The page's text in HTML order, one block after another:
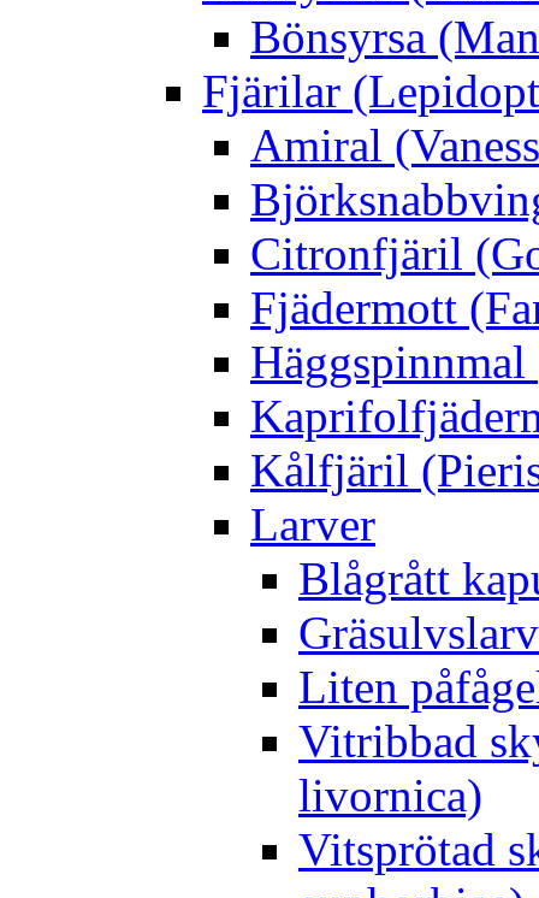
Bönsyrsa
Fjärilar
Amiral
Citronfjäril
Fjädermott
Kålfjäril
Larver
Blågrått
Liten
Vitribbad
livornica)
Vitsprötad